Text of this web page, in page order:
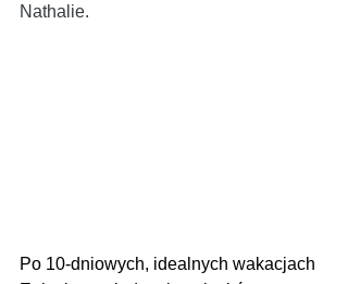
Nathalie.
Po 10-dniowych, idealnych wakacjach